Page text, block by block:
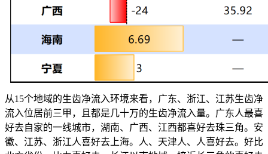
从15个地域的生齿净流入环境来看，广东、浙江、江苏生齿净
流入位居前三甲，且都是几十万的生齿净流入量。广东人最喜
好去自家的一线城市，湖南、广西、江西都喜好去珠三角。安
徽、江苏、浙江人喜好去上海。人、天津人、人喜好去。好比